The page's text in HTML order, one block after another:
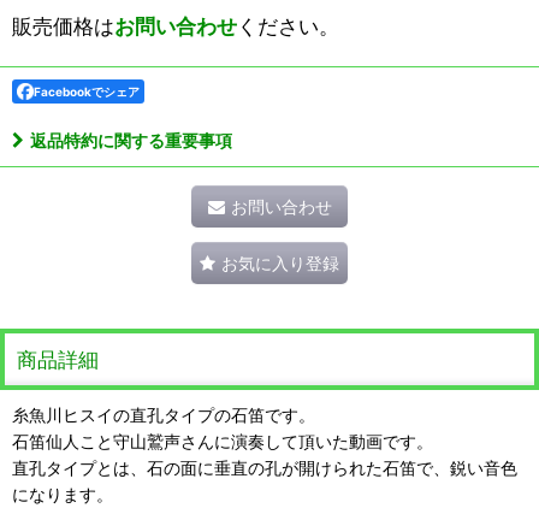
販売価格はお問い合わせください。
Facebookでシェア
返品特約に関する重要事項
お問い合わせ
お気に入り登録
商品詳細
糸魚川ヒスイの直孔タイプの石笛です。
石笛仙人こと守山鷲声さんに演奏して頂いた動画です。
直孔タイプとは、石の面に垂直の孔が開けられた石笛で、鋭い音色
になります。